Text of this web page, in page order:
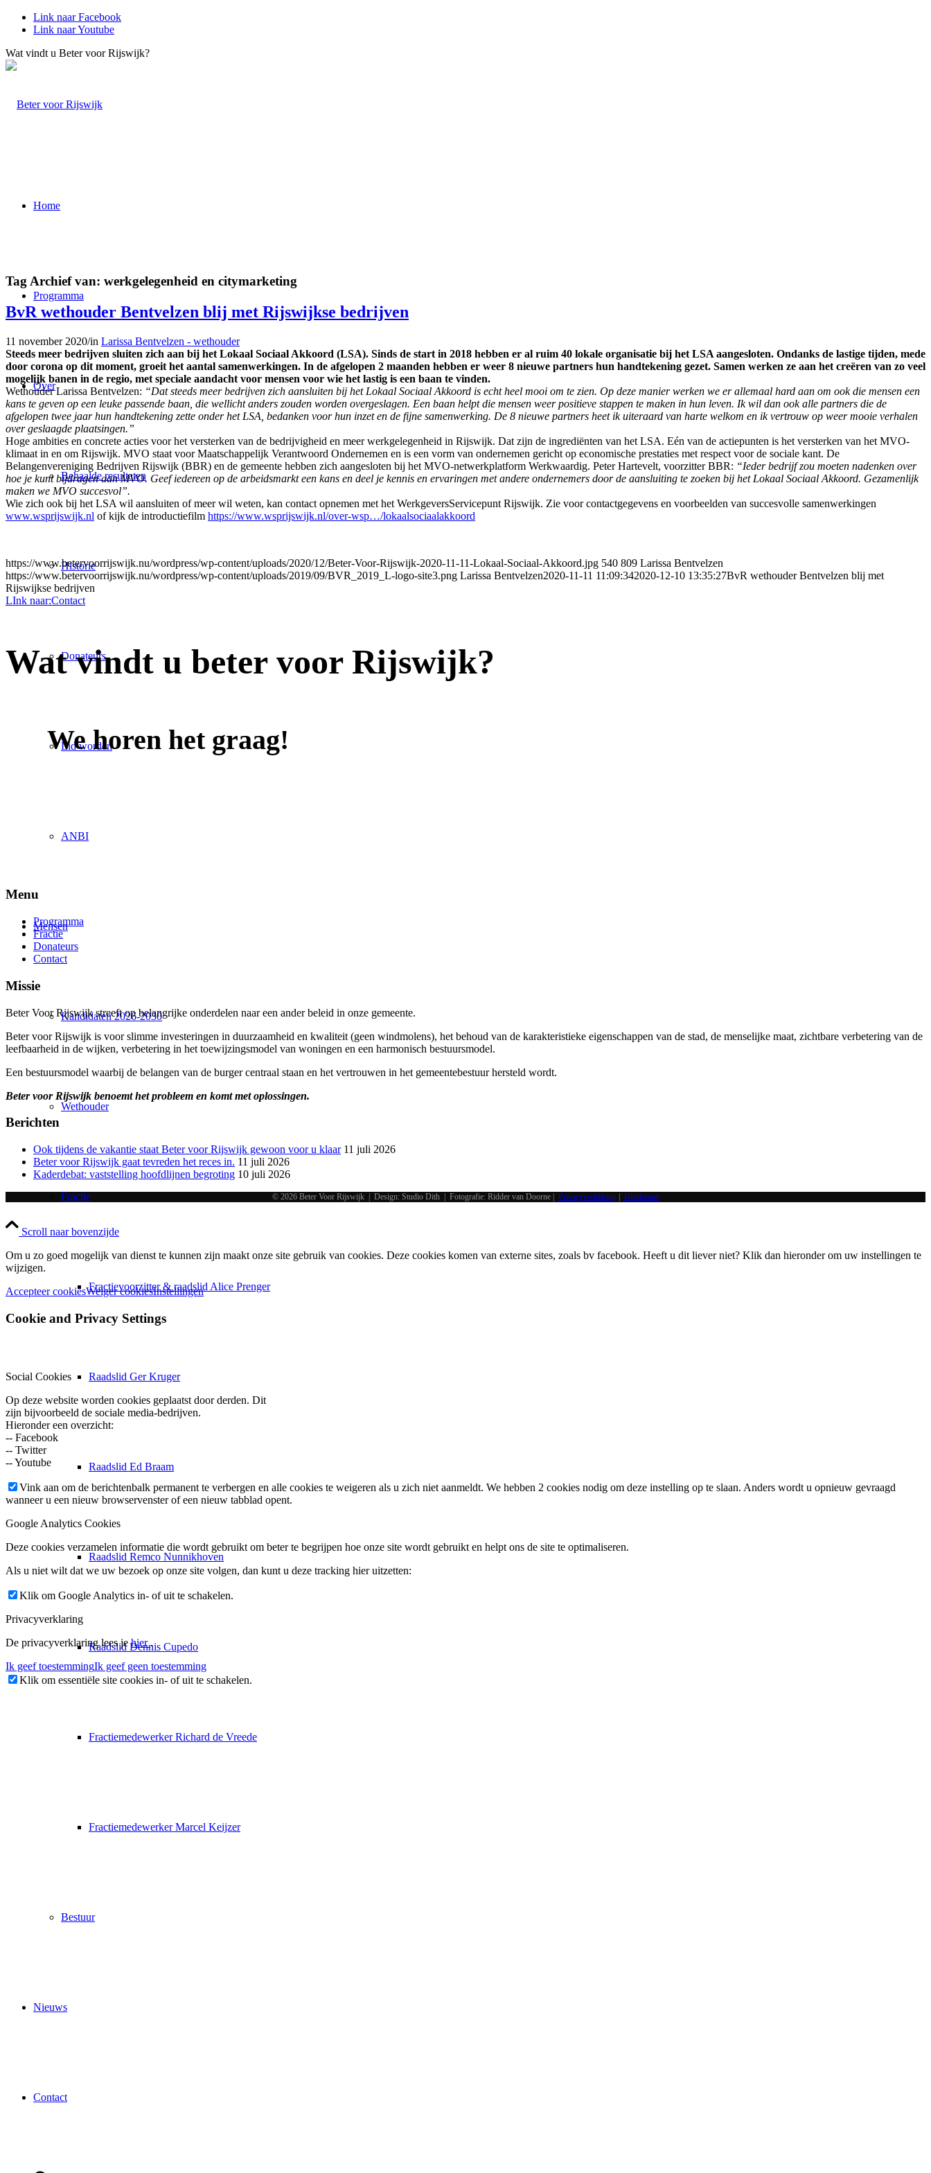
Link naar Facebook
Link naar Youtube
Wat vindt u Beter voor Rijswijk?
Home
Programma
Over
Behaalde resultaten
Historie
Donateurs
Lid worden
ANBI
Mensen
Kandidaten 2026-2030
Wethouder
Fractie
Fractievoorzitter & raadslid Alice Prenger
Raadslid Ger Kruger
Raadslid Ed Braam
Raadslid Remco Nunnikhoven
Raadslid Dennis Cupedo
Fractiemedewerker Richard de Vreede
Fractiemedewerker Marcel Keijzer
Bestuur
Nieuws
Contact
Tag Archief van: werkgelegenheid en citymarketing
BvR wethouder Bentvelzen blij met Rijswijkse bedrijven
11 november 2020/in Larissa Bentvelzen - wethouder
Steeds meer bedrijven sluiten zich aan bij het Lokaal Sociaal Akkoord (LSA). Sinds de start in 2018 hebben er al ruim 40 lokale organisatie bij het LSA aangesloten. Ondanks de lastige tijden, mede
door corona op dit moment, groeit het aantal samenwerkingen. In de afgelopen 2 maanden hebben er weer 8 nieuwe partners hun handtekening gezet. Samen werken ze aan het creëren van zo veel
mogelijk banen in de regio, met speciale aandacht voor mensen voor wie het lastig is een baan te vinden.
Wethouder Larissa Bentvelzen: “Dat steeds meer bedrijven zich aansluiten bij het Lokaal Sociaal Akkoord is echt heel mooi om te zien. Op deze manier werken we er allemaal hard aan om ook die mensen een
kans te geven op een leuke passende baan, die wellicht anders zouden worden overgeslagen. Een baan helpt die mensen weer positieve stappen te maken in hun leven. Ik wil dan ook alle partners die de
afgelopen twee jaar hun handtekening zette onder het LSA, bedanken voor hun inzet en de fijne samenwerking. De 8 nieuwe partners heet ik uiteraard van harte welkom en ik vertrouw op weer mooie verhalen
over geslaagde plaatsingen.”
Hoge ambities en concrete acties voor het versterken van de bedrijvigheid en meer werkgelegenheid in Rijswijk. Dat zijn de ingrediënten van het LSA. Eén van de actiepunten is het versterken van het MVO-
klimaat in en om Rijswijk. MVO staat voor Maatschappelijk Verantwoord Ondernemen en is een vorm van ondernemen gericht op economische prestaties met respect voor de sociale kant. De
Belangenvereniging Bedrijven Rijswijk (BBR) en de gemeente hebben zich aangesloten bij het MVO-netwerkplatform Werkwaardig. Peter Hartevelt, voorzitter BBR: “Ieder bedrijf zou moeten nadenken over
hoe je kunt bijdragen aan MVO. Geef iedereen op de arbeidsmarkt een kans en deel je kennis en ervaringen met andere ondernemers door de aansluiting te zoeken bij het Lokaal Sociaal Akkoord. Gezamenlijk
maken we MVO succesvol”.
Wie zich ook bij het LSA wil aansluiten of meer wil weten, kan contact opnemen met het WerkgeversServicepunt Rijswijk. Zie voor contactgegevens en voorbeelden van succesvolle samenwerkingen
www.wsprijswijk.nl of kijk de introductiefilm https://www.wsprijswijk.nl/over-wsp…/lokaalsociaalakkoord
https://www.betervoorrijswijk.nu/wordpress/wp-content/uploads/2020/12/Beter-Voor-Rijswijk-2020-11-11-Lokaal-Sociaal-Akkoord.jpg 540 809 Larissa Bentvelzen
https://www.betervoorrijswijk.nu/wordpress/wp-content/uploads/2019/09/BVR_2019_L-logo-site3.png Larissa Bentvelzen2020-11-11 11:09:342020-12-10 13:35:27BvR wethouder Bentvelzen blij met
Rijswijkse bedrijven
LInk naar:Contact
Wat vindt u beter voor Rijswijk?
We horen het graag!
Menu
Programma
Fractie
Donateurs
Contact
Missie
Beter Voor Rijswijk streeft op belangrijke onderdelen naar een ander beleid in onze gemeente.
Beter voor Rijswijk is voor slimme investeringen in duurzaamheid en kwaliteit (geen windmolens), het behoud van de karakteristieke eigenschappen van de stad, de menselijke maat, zichtbare verbetering van de
leefbaarheid in de wijken, verbetering in het toewijzingsmodel van woningen en een harmonisch bestuursmodel.
Een bestuursmodel waarbij de belangen van de burger centraal staan en het vertrouwen in het gemeentebestuur hersteld wordt.
Beter voor Rijswijk benoemt het probleem en komt met oplossingen.
Berichten
Ook tijdens de vakantie staat Beter voor Rijswijk gewoon voor u klaar 11 juli 2026
Beter voor Rijswijk gaat tevreden het reces in. 11 juli 2026
Kaderdebat: vaststelling hoofdlijnen begroting 10 juli 2026
© 2026 Beter Voor Rijswijk | Design: Studio Dith | Fotografie: Ridder van Doorne | Privacyverklaring| Disclaimer
Scroll naar bovenzijde
Om u zo goed mogelijk van dienst te kunnen zijn maakt onze site gebruik van cookies. Deze cookies komen van externe sites, zoals bv facebook. Heeft u dit liever niet? Klik dan hieronder om uw instellingen te
wijzigen.
Accepteer cookiesWeiger cookiesInstellingen
Cookie and Privacy Settings
Social Cookies
Op deze website worden cookies geplaatst door derden. Dit
zijn bijvoorbeeld de sociale media-bedrijven.
Hieronder een overzicht:
-- Facebook
-- Twitter
-- Youtube
Vink aan om de berichtenbalk permanent te verbergen en alle cookies te weigeren als u zich niet aanmeldt. We hebben 2 cookies nodig om deze instelling op te slaan. Anders wordt u opnieuw gevraagd
wanneer u een nieuw browservenster of een nieuw tabblad opent.
Google Analytics Cookies
Deze cookies verzamelen informatie die wordt gebruikt om beter te begrijpen hoe onze site wordt gebruikt en helpt ons de site te optimaliseren.
Als u niet wilt dat we uw bezoek op onze site volgen, dan kunt u deze tracking hier uitzetten:
Klik om Google Analytics in- of uit te schakelen.
Privacyverklaring
De privacyverklaring lees jehier.
Ik geef toestemmingIk geef geen toestemming
Klik om essentiële site cookies in- of uit te schakelen.